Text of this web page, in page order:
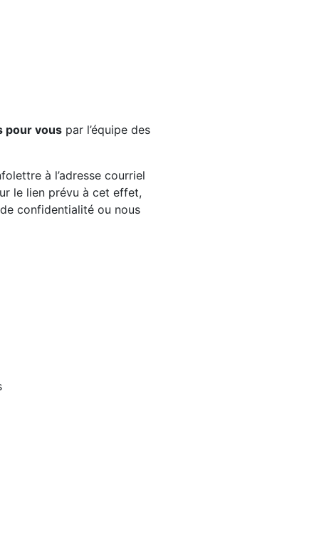
pour vous par l’équipe des
à l’adresse courriel
le lien prévu à cet effet,
confidentialité ou nous